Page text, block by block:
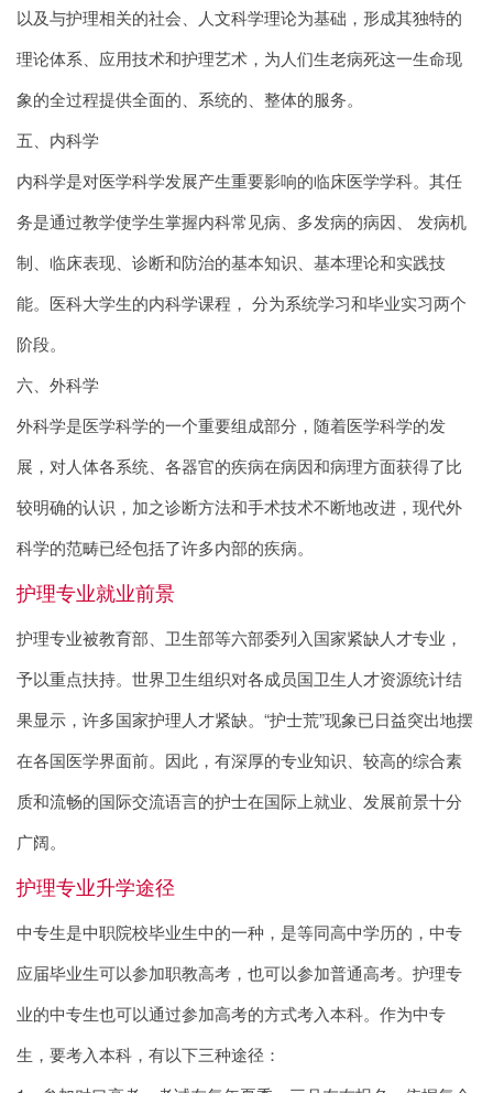
以及与护理相关的社会、人文科学理论为基础，形成其独特的
理论体系、应用技术和护理艺术，为人们生老病死这一生命现
象的全过程提供全面的、系统的、整体的服务。
五、内科学
内科学是对医学科学发展产生重要影响的临床医学学科。其任
务是通过教学使学生掌握内科常见病、多发病的病因、 发病机
制、临床表现、诊断和防治的基本知识、基本理论和实践技
能。医科大学生的内科学课程， 分为系统学习和毕业实习两个
阶段。
六、外科学
外科学是医学科学的一个重要组成部分，随着医学科学的发
展，对人体各系统、各器官的疾病在病因和病理方面获得了比
较明确的认识，加之诊断方法和手术技术不断地改进，现代外
科学的范畴已经包括了许多内部的疾病。
护理专业就业前景
护理专业被教育部、卫生部等六部委列入国家紧缺人才专业，
予以重点扶持。世界卫生组织对各成员国卫生人才资源统计结
果显示，许多国家护理人才紧缺。“护士荒”现象已日益突出地摆
在各国医学界面前。因此，有深厚的专业知识、较高的综合素
质和流畅的国际交流语言的护士在国际上就业、发展前景十分
广阔。
护理专业升学途径
中专生是中职院校毕业生中的一种，是等同高中学历的，中专
应届毕业生可以参加职教高考，也可以参加普通高考。护理专
业的中专生也可以通过参加高考的方式考入本科。作为中专
生，要考入本科，有以下三种途径：